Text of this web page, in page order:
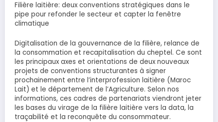
Filière laitière: deux conventions stratégiques dans le
pipe pour refonder le secteur et capter la fenêtre
climatique
Digitalisation de la gouvernance de la filière, relance de
la consommation et recapitalisation du cheptel. Ce sont
les principaux axes et orientations de deux nouveaux
projets de conventions structurantes à signer
prochainement entre l’interprofession laitière (Maroc
Lait) et le département de l’Agriculture. Selon nos
informations, ces cadres de partenariats viendront jeter
les bases du virage de la filière laitière vers la data, la
traçabilité et la reconquête du consommateur.